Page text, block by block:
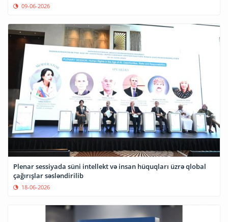
09-06-2026
Plenar sessiyada süni intellekt və insan hüquqları üzrə qlobal
çağırışlar səsləndirilib
18-06-2026